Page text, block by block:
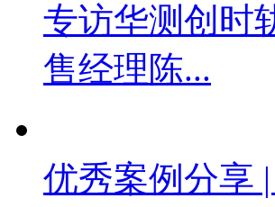
专访华测创时
售经理陈...
优秀案例分享 |